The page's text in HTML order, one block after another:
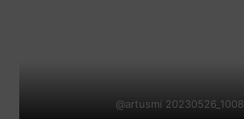
@artusmi 20230526_1008